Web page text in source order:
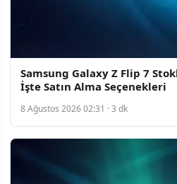
Samsung Galaxy Z Flip 7
İşte Satın Alma Seçenekleri
8 Ağustos 2026 02:31 · 3 dk